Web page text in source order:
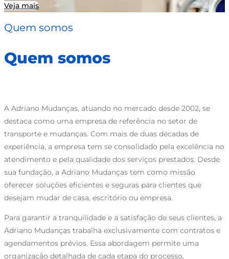
Veja mais
Quem somos
Quem somos
A Adriano Mudanças, atuando no mercado desde 2002, se
destaca como uma empresa de referência no setor de
transporte e mudanças. Com mais de duas décadas de
experiência, a empresa tem se consolidado pela excelência no
atendimento e pela qualidade dos serviços prestados. Desde
sua fundação, a Adriano Mudanças tem como missão
oferecer soluções eficientes e seguras para clientes que
desejam mudar de casa, escritório ou empresa.
Para garantir a tranquilidade e a satisfação de seus clientes, a
Adriano Mudanças trabalha exclusivamente com contratos e
agendamentos prévios. Essa abordagem permite uma
organização detalhada de cada etapa do processo,